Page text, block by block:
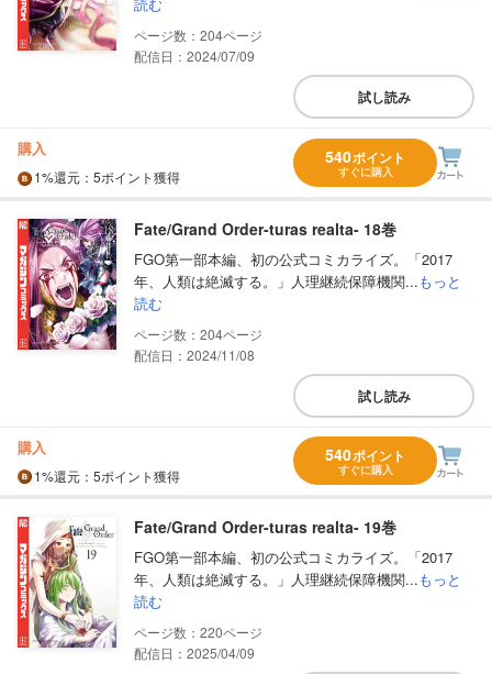
204
配信日：2024/07/09
試し読み
購入
1%還元 ：5ポイント獲得
540ポイント
すぐに購入
Fate/Grand Order-turas realta- 18巻
FGO第一部本編、初の公式コミカライズ。「2017
年、人類は絶滅する。」人理継続保障機関...もっと
読む
204
配信日：2024/11/08
試し読み
購入
1%還元 ：5ポイント獲得
540ポイント
すぐに購入
Fate/Grand Order-turas realta- 19巻
FGO第一部本編、初の公式コミカライズ。「2017
年、人類は絶滅する。」人理継続保障機関...もっと
読む
220
配信日：2025/04/09